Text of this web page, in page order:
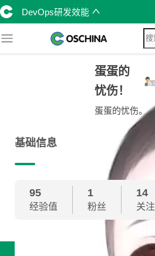
DevOps研发效能
蛋蛋的
忧伤！
蛋蛋的忧伤。
基础信息
95
经验值
1
粉丝
14
关注